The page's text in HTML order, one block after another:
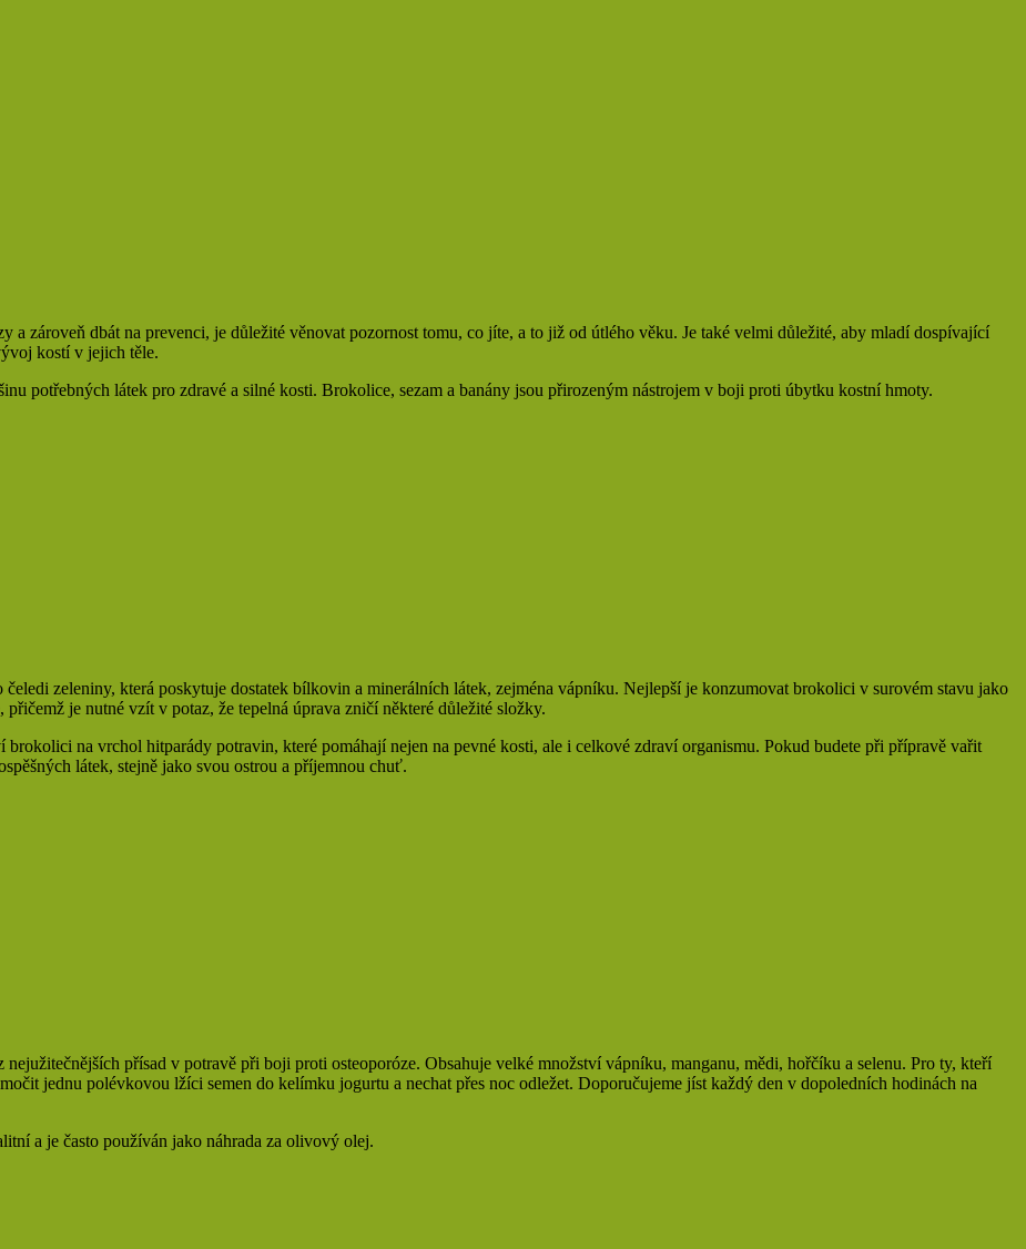
a zároveň dbát na prevenci, je důležité věnovat pozornost tomu, co jíte, a to již od útlého věku. Je také velmi důležité, aby mladí dospívající
kostí v jejich těle.
potřebných látek pro zdravé a silné kosti. Brokolice, sezam a banány jsou přirozeným nástrojem v boji proti úbytku kostní hmoty.
zeleniny, která poskytuje dostatek bílkovin a minerálních látek, zejména vápníku. Nejlepší je konzumovat brokolici v surovém stavu jako
je nutné vzít v potaz, že tepelná úprava zničí některé důležité složky.
na vrchol hitparády potravin, které pomáhají nejen na pevné kosti, ale i celkové zdraví organismu. Pokud budete při přípravě vařit
látek, stejně jako svou ostrou a příjemnou chuť.
nejužitečnějších přísad v potravě při boji proti osteoporóze. Obsahuje velké množství vápníku, manganu, mědi, hořčíku a selenu. Pro ty, kteří
jednu polévkovou lžíci semen do kelímku jogurtu a nechat přes noc odležet. Doporučujeme jíst každý den v dopoledních hodinách na
a je často používán jako náhrada za olivový olej.